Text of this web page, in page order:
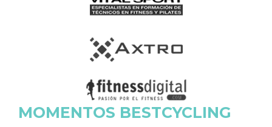
MOMENTOS BESTCYCLING